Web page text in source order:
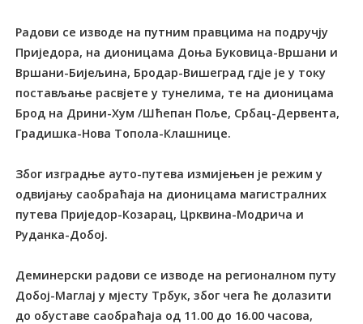
Радови се изводе на путним правцима на подручју
Приједора, на дионицама Доња Буковица-Вршани и
Вршани-Бијељина, Бродар-Вишеград гдје је у току
постављање расвјете у тунелима, те на дионицама
Брод на Дрини-Хум /Шћепан Поље, Србац-Дервента,
Градишка-Нова Топола-Клашнице.
Због изградње ауто-путева измијењен је режим у
одвијању саобраћаја на дионицама магистралних
путева Приједор-Козарац, Црквина-Модрича и
Руданка-Добој.
Деминерски радови се изводе на регионалном путу
Добој-Маглај у мјесту Трбук, због чега ће долазити
до обуставе саобраћаја од 11.00 до 16.00 часова,